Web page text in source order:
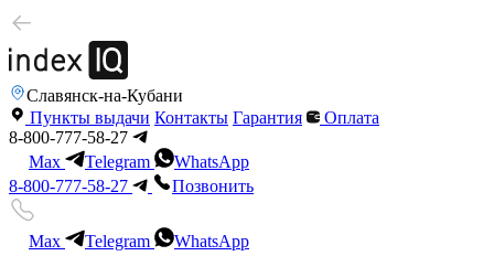
Славянск-на-Кубани
Пункты выдачи Контакты Гарантия
Оплата
8-800-777-58-27
Max
Telegram
WhatsApp
8-800-777-58-27
Позвонить
Max Telegram
WhatsApp